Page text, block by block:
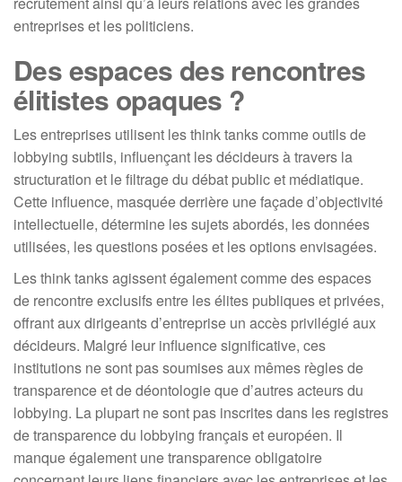
entreprises et les politiciens.
Des espaces des rencontres
élitistes opaques ?
Les entreprises utilisent les think tanks comme outils de
lobbying subtils, influençant les décideurs à travers la
structuration et le filtrage du débat public et médiatique.
Cette influence, masquée derrière une façade d’objectivité
intellectuelle, détermine les sujets abordés, les données
utilisées, les questions posées et les options envisagées.
Les think tanks agissent également comme des espaces
de rencontre exclusifs entre les élites publiques et privées,
offrant aux dirigeants d’entreprise un accès privilégié aux
décideurs. Malgré leur influence significative, ces
institutions ne sont pas soumises aux mêmes règles de
transparence et de déontologie que d’autres acteurs du
lobbying. La plupart ne sont pas inscrites dans les registres
de transparence du lobbying français et européen. Il
manque également une transparence obligatoire